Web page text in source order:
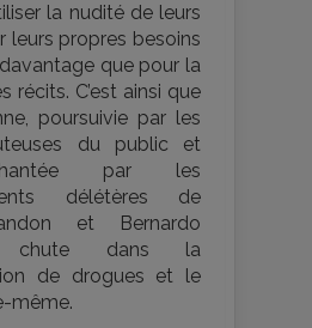
la nudité de leurs
leurs propres besoins
que pour la
récits. C’est ainsi que
poursuivie par les
du public et
par les
délétères de
et Bernardo
chute dans la
de drogues et le
même.